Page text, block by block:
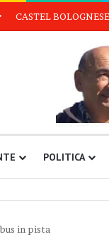
CASTEL
POLITICA
in pista